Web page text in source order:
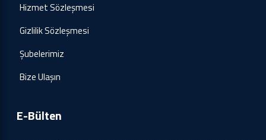
Hizmet Sözleşmesi
Gizlilik Sözleşmesi
Şubelerimiz
Bize Ulaşın
E-Bülten